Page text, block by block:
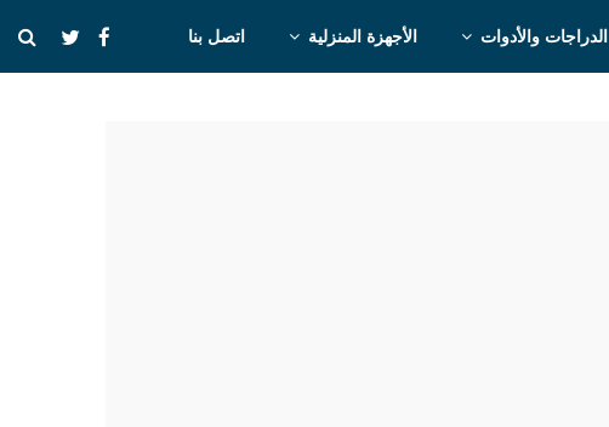
الدراجات والأدوات الأجهزة المنزلية اتصل بنا